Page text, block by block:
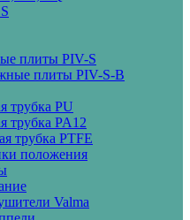
плиты PIV-S
плиты PIV-S-B
трубка PU
трубка PA12
трубка PTFE
положения
Valma